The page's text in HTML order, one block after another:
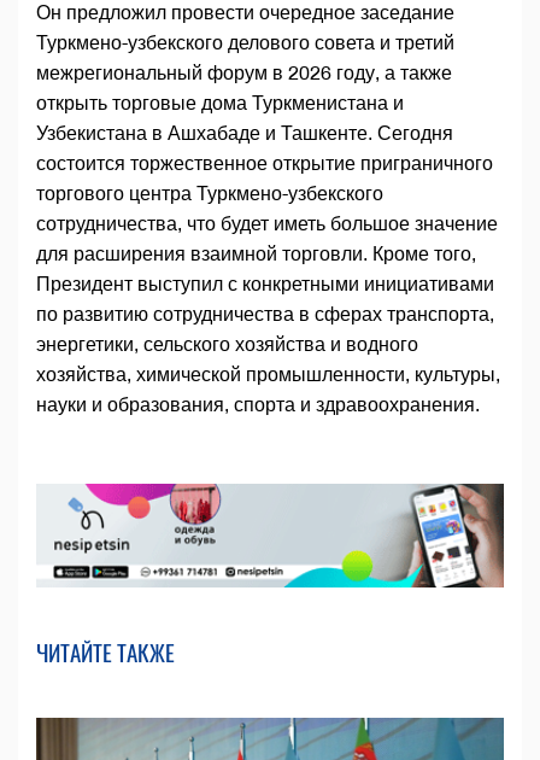
Он предложил провести очередное заседание
Туркмено-узбекского делового совета и третий
межрегиональный форум в 2026 году, а также
открыть торговые дома Туркменистана и
Узбекистана в Ашхабаде и Ташкенте. Сегодня
состоится торжественное открытие приграничного
торгового центра Туркмено-узбекского
сотрудничества, что будет иметь большое значение
для расширения взаимной торговли. Кроме того,
Президент выступил с конкретными инициативами
по развитию сотрудничества в сферах транспорта,
энергетики, сельского хозяйства и водного
хозяйства, химической промышленности, культуры,
науки и образования, спорта и здравоохранения.
ЧИТАЙТЕ ТАКЖЕ